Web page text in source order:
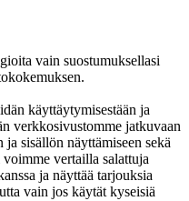
vain suostumuksellasi
käyttäytymisestään ja
verkkosivustomme jatkuvaan
sisällön näyttämiseen sekä
vertailla salattuja
ja näyttää tarjouksia
vain jos käytät kyseisiä